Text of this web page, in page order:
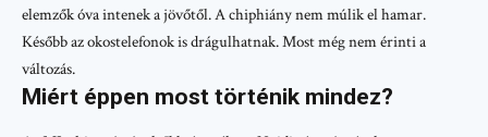
elemzők óva intenek a jövőtől. A chiphiány nem múlik el hamar.
Később az okostelefonok is drágulhatnak. Most még nem érinti a
változás.
Miért éppen most történik mindez?